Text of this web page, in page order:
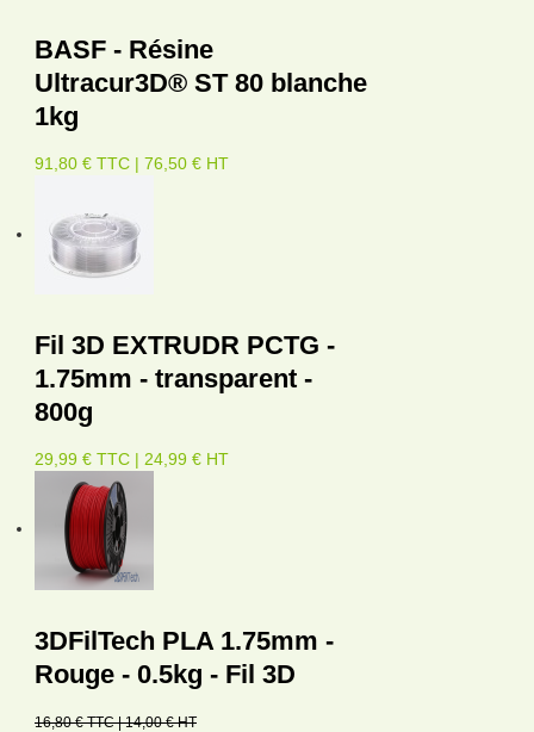
BASF - Résine
Ultracur3D® ST 80 blanche
1kg
91,80 € TTC | 76,50 € HT
Fil 3D EXTRUDR PCTG -
1.75mm - transparent -
800g
29,99 € TTC | 24,99 € HT
3DFilTech PLA 1.75mm -
Rouge - 0.5kg - Fil 3D
16,80 € TTC | 14,00 € HT